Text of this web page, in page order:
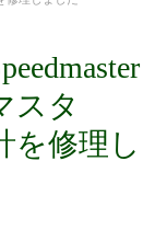
スタ
修理し